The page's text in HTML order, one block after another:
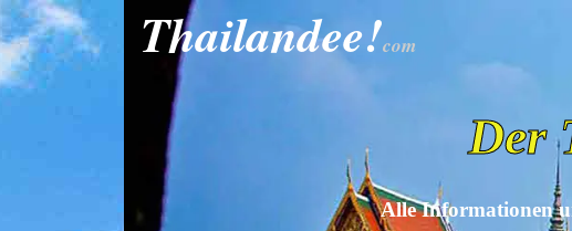
Thailandee!com
Der
Alle Informationen